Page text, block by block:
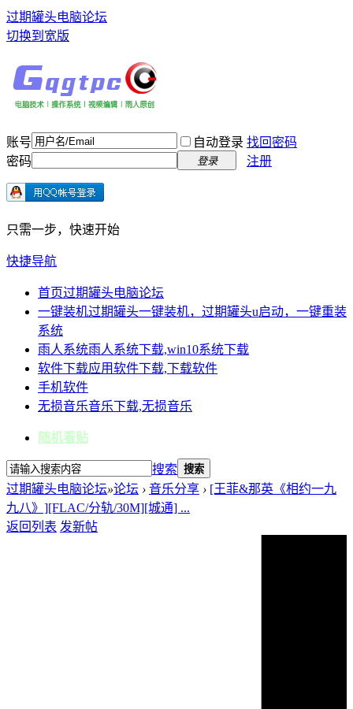
过期罐头电脑论坛
切换到宽版
账号 自动登录 找回密码
密码
登录 注册
只需一步，快速开始
快捷导航
首页过期罐头电脑论坛
一键装机过期罐头一键装机，过期罐头u启动，一键重装
系统
雨人系统雨人系统下载,win10系统下载
软件下载应用软件下载,下载软件
手机软件
无损音乐音乐下载,无损音乐
随机看贴
搜索 搜索
过期罐头电脑论坛»论坛 › 音乐分享 › [王菲&那英《相约一九
九八》][FLAC/分轨/30M][城通] ...
返回列表 发新帖